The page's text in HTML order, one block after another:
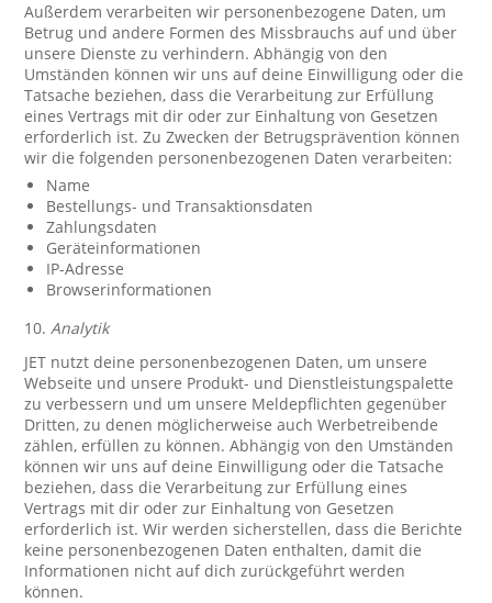
Außerdem verarbeiten wir personenbezogene Daten, um
Betrug und andere Formen des Missbrauchs auf und über
unsere Dienste zu verhindern. Abhängig von den
Umständen können wir uns auf deine Einwilligung oder die
Tatsache beziehen, dass die Verarbeitung zur Erfüllung
eines Vertrags mit dir oder zur Einhaltung von Gesetzen
erforderlich ist. Zu Zwecken der Betrugsprävention können
wir die folgenden personenbezogenen Daten verarbeiten:
Name
Bestellungs- und Transaktionsdaten
Zahlungsdaten
Geräteinformationen
IP-Adresse
Browserinformationen
10.Analytik
JET nutzt deine personenbezogenen Daten, um unsere
Webseite und unsere Produkt- und Dienstleistungspalette
zu verbessern und um unsere Meldepflichten gegenüber
Dritten, zu denen möglicherweise auch Werbetreibende
zählen, erfüllen zu können. Abhängig von den Umständen
können wir uns auf deine Einwilligung oder die Tatsache
beziehen, dass die Verarbeitung zur Erfüllung eines
Vertrags mit dir oder zur Einhaltung von Gesetzen
erforderlich ist. Wir werden sicherstellen, dass die Berichte
keine personenbezogenen Daten enthalten, damit die
Informationen nicht auf dich zurückgeführt werden
können.